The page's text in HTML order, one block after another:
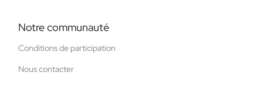
Notre communauté
Conditions de participation
Nous contacter